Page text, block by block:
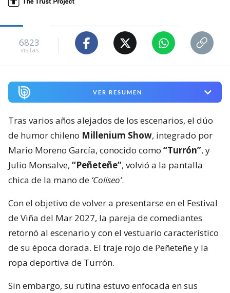
6823
visitas
VER RESUMEN
Tras varios años alejados de los escenarios, el dúo
de humor chileno Millenium Show, integrado por
Mario Moreno García, conocido como “Turrón”, y
Julio Monsalve, “Peñeteñe”, volvió a la pantalla
chica de la mano de ‘Coliseo’.
Con el objetivo de volver a presentarse en el Festival
de Viña del Mar 2027, la pareja de comediantes
retornó al escenario y con el vestuario característico
de su época dorada. El traje rojo de Peñeteñe y la
ropa deportiva de Turrón.
Sin embargo, su rutina estuvo enfocada en sus